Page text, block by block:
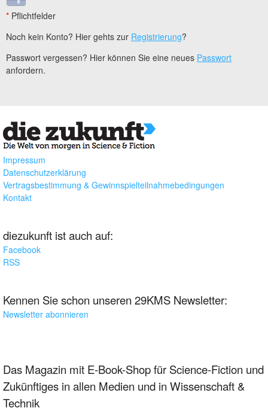
* Pflichtfelder
Noch kein Konto? Hier gehts zur Registrierung?
Passwort vergessen? Hier können Sie eine neues Passwort
anfordern.
Impressum
Datenschutzerklärung
Vertragsbestimmung & Gewinnspielteilnahmebedingungen
Kontakt
diezukunft ist auch auf:
Facebook
RSS
Kennen Sie schon unseren 29KMS Newsletter:
Newsletter abonnieren
Das Magazin mit E-Book-Shop für Science-Fiction und
Zukünftiges in allen Medien und in Wissenschaft &
Technik